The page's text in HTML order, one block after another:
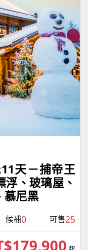
天－捕帝王
、玻璃屋、
慕尼黑
候補0 可售25